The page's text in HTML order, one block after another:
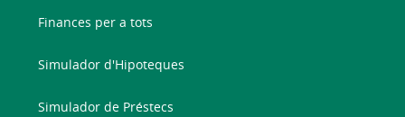
Finances per a tots
Simulador d'Hipoteques
Simulador de Préstecs